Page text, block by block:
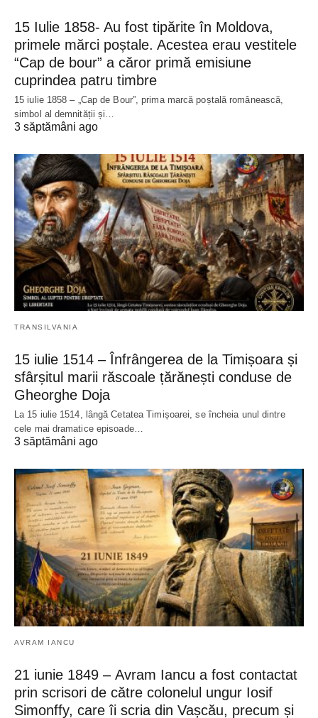
15 Iulie 1858- Au fost tipărite în Moldova,
primele mărci poștale. Acestea erau vestitele
“Cap de bour” a căror primă emisiune
cuprindea patru timbre
15 iulie 1858 – „Cap de Bour”, prima marcă poștală românească,
simbol al demnității și…
3 săptămâni ago
TRANSILVANIA
15 iulie 1514 – Înfrângerea de la Timișoara și
sfârșitul marii răscoale țărănești conduse de
Gheorghe Doja
La 15 iulie 1514, lângă Cetatea Timișoarei, se încheia unul dintre
cele mai dramatice episoade…
3 săptămâni ago
AVRAM IANCU
21 iunie 1849 – Avram Iancu a fost contactat
prin scrisori de către colonelul ungur Iosif
Simonffy, care îi scria din Vașcău, precum și